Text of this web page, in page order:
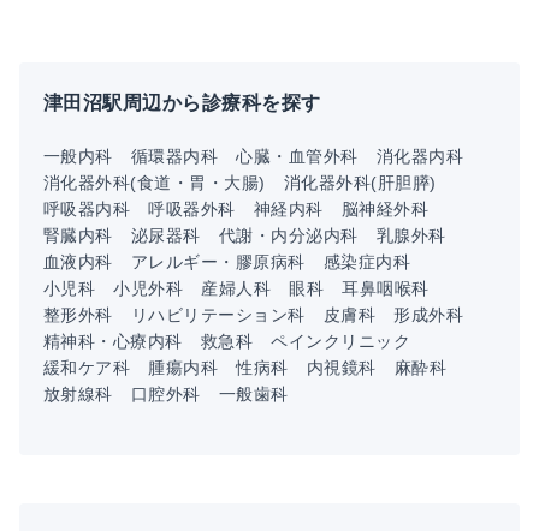
津田沼駅周辺から診療科を探す
一般内科 循環器内科 心臓・血管外科
消化器内科
消化器外科(食道・胃・大腸)
消化器外科(肝胆膵)
呼吸器内科
呼吸器外科 神経内科
脳神経外科
腎臓内科
泌尿器科 代謝・内分泌内科
乳腺外科
血液内科
アレルギー・膠原病科
感染症内科
小児科
小児外科 産婦人科 眼科
耳鼻咽喉科
整形外科
リハビリテーション科 皮膚科
形成外科
精神科・心療内科
救急科
ペインクリニック
緩和ケア科
腫瘍内科 性病科 内視鏡科
麻酔科
放射線科
口腔外科 一般歯科